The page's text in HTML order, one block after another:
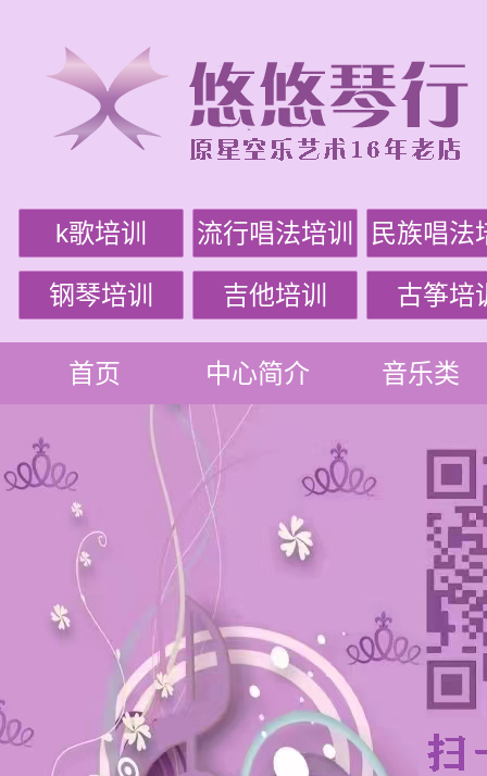
k歌培训 流行唱法培训 民族唱法
钢琴培训 吉他培训 古筝培
首页 中心简介 音乐类